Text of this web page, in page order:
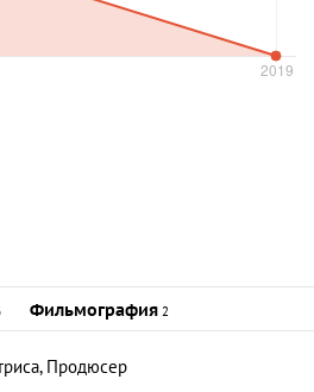
Фильмография 2
Продюсер